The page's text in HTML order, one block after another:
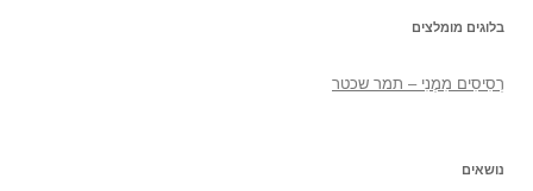
בלוגים מומלצים
רְסִיסִים מִמֶנִי – תמר שכטר
נושאים